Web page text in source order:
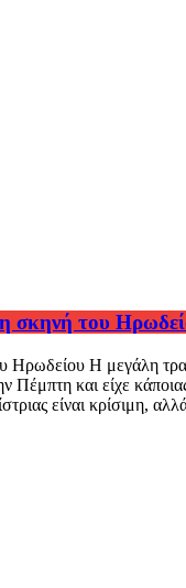
σκηνή του
Η μεγάλη
και είχε
είναι κρίσιμη,